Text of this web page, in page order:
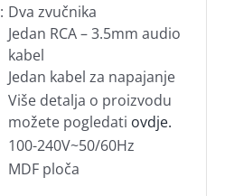
: Dva zvučnika
Jedan RCA – 3.5mm audio
kabel
Jedan kabel za napajanje
Više detalja o proizvodu
možete pogledati ovdje.
100-240V~50/60Hz
MDF ploča